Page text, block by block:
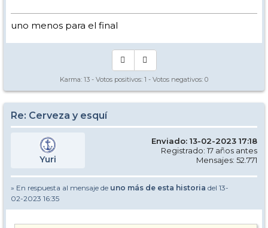
uno menos para el final
Karma: 13 - Votos positivos: 1 - Votos negativos: 0
Re: Cerveza y esquí
Yuri
Enviado: 13-02-2023 17:18
Registrado: 17 años antes
Mensajes: 52.771
» En respuesta al mensaje de uno más de esta historia del 13-
02-2023 16:35